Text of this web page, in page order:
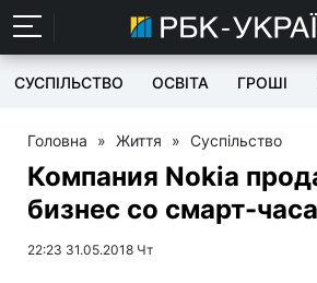
СУСПІЛЬСТВО ОСВІТА ГРОШІ
Головна » Життя » Суспільство
Компания Nokia
бизнес со смарт-
22:23 31.05.2018 Чт